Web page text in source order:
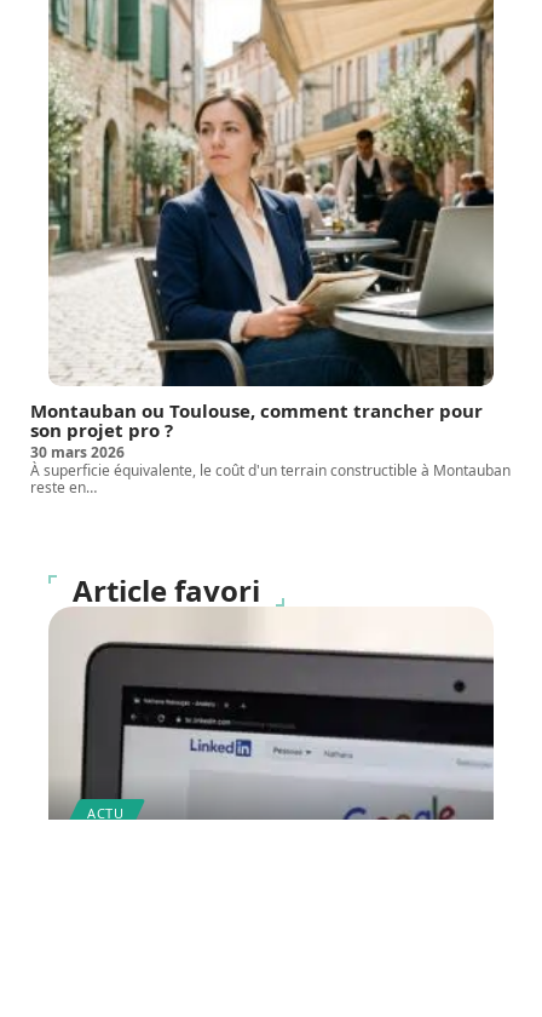
Montauban ou Toulouse, comment trancher pour
son projet pro ?
30 mars 2026
À superficie équivalente, le coût d'un terrain constructible à Montauban
reste en…
Article favori
ACTU